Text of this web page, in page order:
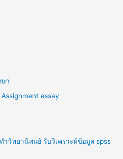
า
essay
ำวิทยานิพนธ์ รับวิเคราะห์ข้อมูล spss